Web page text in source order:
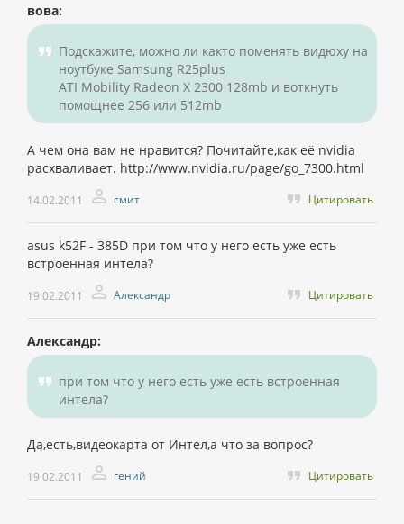
вова:
Подскажите, можно ли както поменять видюху на
ноутбуке Samsung R25plus
ATI Mobility Radeon X 2300 128mb и воткнуть
помощнее 256 или 512mb
А чем она вам не нравится? Почитайте,как её nvidia
расхваливает. http://www.nvidia.ru/page/go_7300.html
14.02.2011 смит Цитировать
asus k52F - 385D при том что у него есть уже есть
встроенная интела?
19.02.2011 Александр Цитировать
Александр:
при том что у него есть уже есть встроенная
интела?
Да,есть,видеокарта от Интел,а что за вопрос?
19.02.2011 гений Цитировать